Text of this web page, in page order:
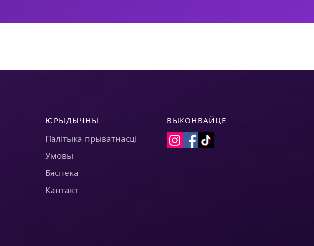
ЮРЫДЫЧНЫ
Палітыка прыватнасці
Умовы
Бяспека
Кантакт
ВЫКОНВАЙЦЕ